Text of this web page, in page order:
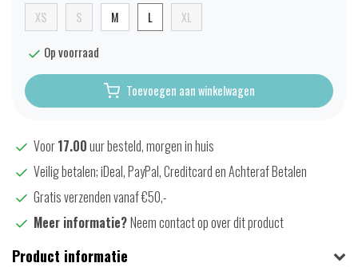
XS S M L XL
Op voorraad
Toevoegen aan winkelwagen
Voor17.00uur besteld, morgen in huis
Veilig betalen; iDeal, PayPal, Creditcard en Achteraf Betalen
Gratis verzenden vanaf €50,-
Meer informatie?Neem contact op over dit product
Product informatie